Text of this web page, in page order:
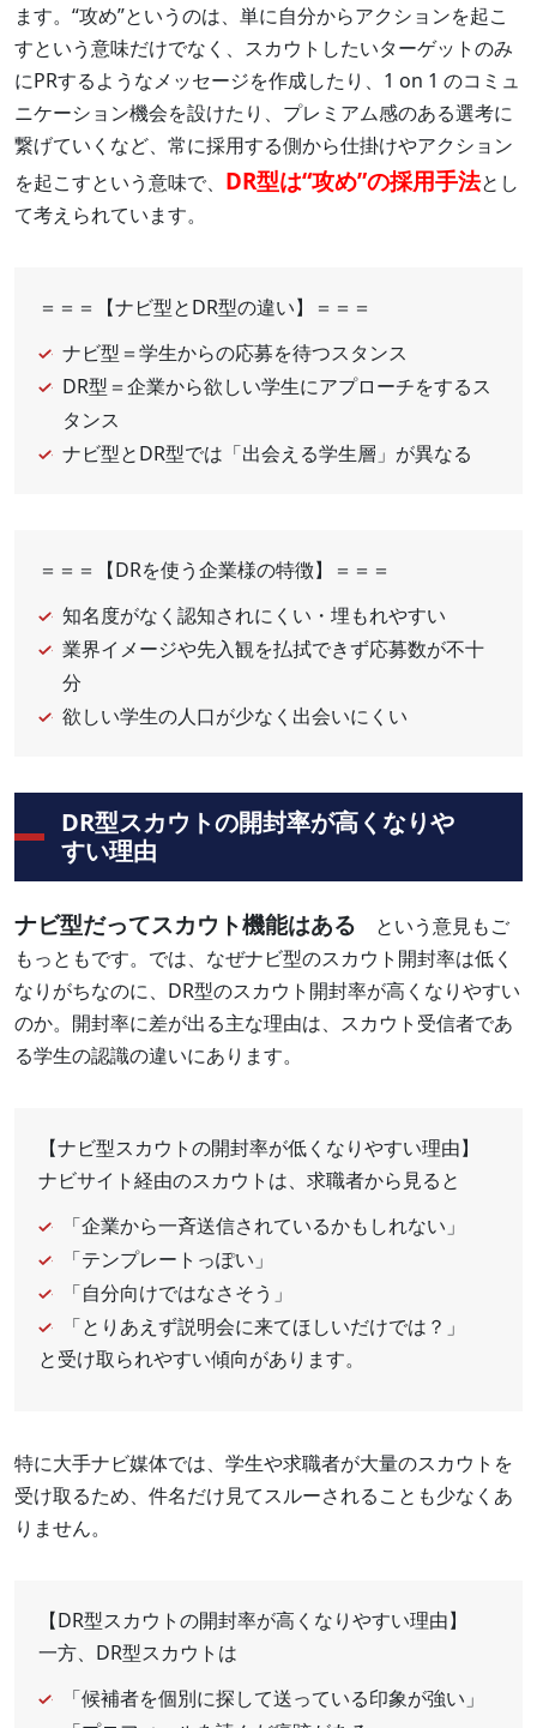
ます。“攻め”というのは、単に自分からアクションを起こ
すという意味だけでなく、スカウトしたいターゲットのみ
にPRするようなメッセージを作成したり、1 on 1 のコミュ
ニケーション機会を設けたり、プレミアム感のある選考に
繋げていくなど、常に採用する側から仕掛けやアクション
を起こすという意味で、 DR型は“攻め”の採用手法とし
て考えられています。
＝＝＝【ナビ型とDR型の違い】＝＝＝
ナビ型＝学生からの応募を待つスタンス
DR型＝企業から欲しい学生にアプローチをするス
タンス
ナビ型とDR型では「出会える学生層」が異なる
＝＝＝【DRを使う企業様の特徴】＝＝＝
知名度がなく認知されにくい・埋もれやすい
業界イメージや先入観を払拭できず応募数が不十
分
欲しい学生の人口が少なく出会いにくい
DR型スカウトの開封率が高くなりや
すい理由
ナビ型だってスカウト機能はある という意見もご
もっともです。では、なぜナビ型のスカウト開封率は低く
なりがちなのに、DR型のスカウト開封率が高くなりやすい
のか。開封率に差が出る主な理由は、スカウト受信者であ
る学生の認識の違いにあります。
【ナビ型スカウトの開封率が低くなりやすい理由】
ナビサイト経由のスカウトは、求職者から見ると
「企業から一斉送信されているかもしれない」
「テンプレートっぽい」
「自分向けではなさそう」
「とりあえず説明会に来てほしいだけでは？」
と受け取られやすい傾向があります。
特に大手ナビ媒体では、学生や求職者が大量のスカウトを
受け取るため、件名だけ見てスルーされることも少なくあ
りません。
【DR型スカウトの開封率が高くなりやすい理由】
一方、DR型スカウトは
「候補者を個別に探して送っている印象が強い」